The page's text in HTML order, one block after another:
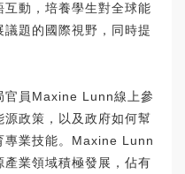
動，培養學生對全球能
題的國際視野，同時提
官員Maxine Lunn線上參
政策，以及政府如何幫
專業技能。Maxine Lunn
業領域積極發展，佔有